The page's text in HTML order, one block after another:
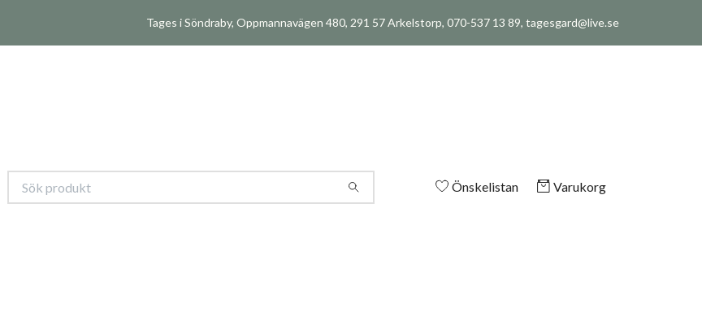
Tages i Söndraby, Oppmannavägen 480, 291 57 Arkelstorp, 070-537 13 89, tagesgard@live.se
Önskelistan Varukorg